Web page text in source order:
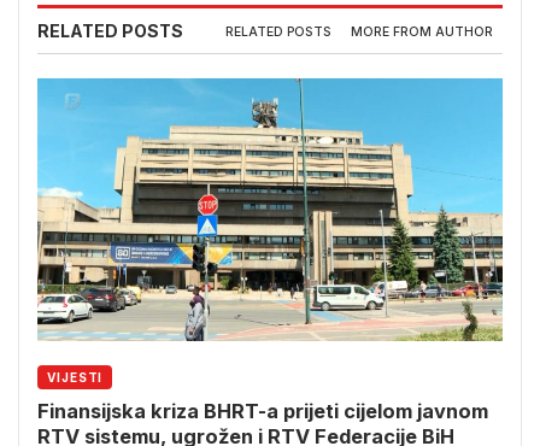
RELATED POSTS RELATED POSTS MORE FROM AUTHOR
VIJESTI
Finansijska kriza BHRT-a prijeti cijelom javnom
RTV sistemu, ugrožen i RTV Federacije BiH